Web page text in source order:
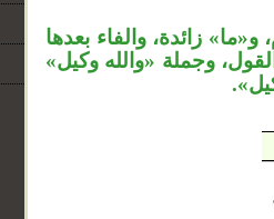
زائدة، والفاء بعدها
وجملة «والله وكيل»